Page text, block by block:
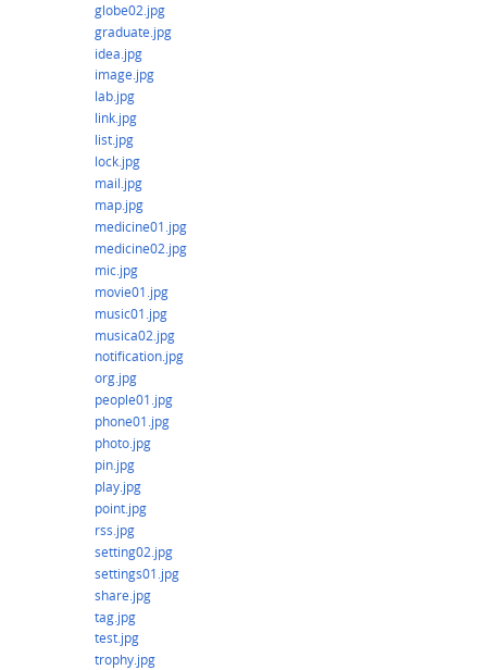
globe02.jpg
graduate.jpg
idea.jpg
image.jpg
lab.jpg
link.jpg
list.jpg
lock.jpg
mail.jpg
map.jpg
medicine01.jpg
medicine02.jpg
mic.jpg
movie01.jpg
music01.jpg
musica02.jpg
notification.jpg
org.jpg
people01.jpg
phone01.jpg
photo.jpg
pin.jpg
play.jpg
point.jpg
rss.jpg
setting02.jpg
settings01.jpg
share.jpg
tag.jpg
test.jpg
trophy.jpg